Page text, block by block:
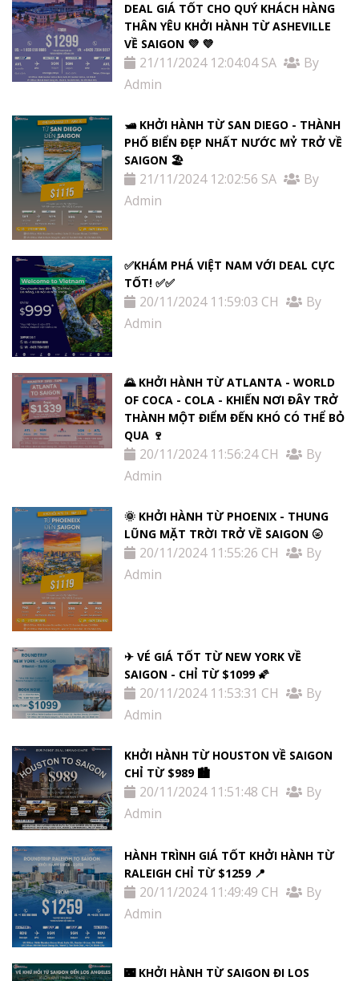
DEAL GIÁ TỐT CHO QUÝ KHÁCH HÀNG
THÂN YÊU KHỞI HÀNH TỪ ASHEVILLE
VỀ SAIGON 💜 💜
21/11/2024 12:04:04 SA
By
Admin
🛥️ KHỞI HÀNH TỪ SAN DIEGO - THÀNH
PHỐ BIỂN ĐẸP NHẤT NƯỚC MỶ TRỞ VỀ
SAIGON 🏖️
21/11/2024 12:02:56 SA
By
Admin
✅KHÁM PHÁ VIỆT NAM VỚI DEAL CỰC
TỐT! ✅✅
20/11/2024 11:59:03 CH
By
Admin
🌄 KHỞI HÀNH TỪ ATLANTA - WORLD
OF COCA - COLA - KHIẾN NƠI ĐÂY TRỞ
THÀNH MỘT ĐIỂM ĐẾN KHÓ CÓ THỂ BỎ
QUA 🍷
20/11/2024 11:56:24 CH
By
Admin
🌞 KHỞI HÀNH TỪ PHOENIX - THUNG
LŨNG MẶT TRỜI TRỞ VỀ SAIGON 🌝
20/11/2024 11:55:26 CH
By
Admin
✈ VÉ GIÁ TỐT TỪ NEW YORK VỀ
SAIGON - CHỈ TỪ $1099 🌠
20/11/2024 11:53:31 CH
By
Admin
KHỞI HÀNH TỪ HOUSTON VỀ SAIGON
CHỈ TỪ $989 🏙
20/11/2024 11:51:48 CH
By
Admin
HÀNH TRÌNH GIÁ TỐT KHỞI HÀNH TỪ
RALEIGH CHỈ TỪ $1259 📍
20/11/2024 11:49:49 CH
By
Admin
🌃 KHỞI HÀNH TỪ SAIGON ĐI LOS